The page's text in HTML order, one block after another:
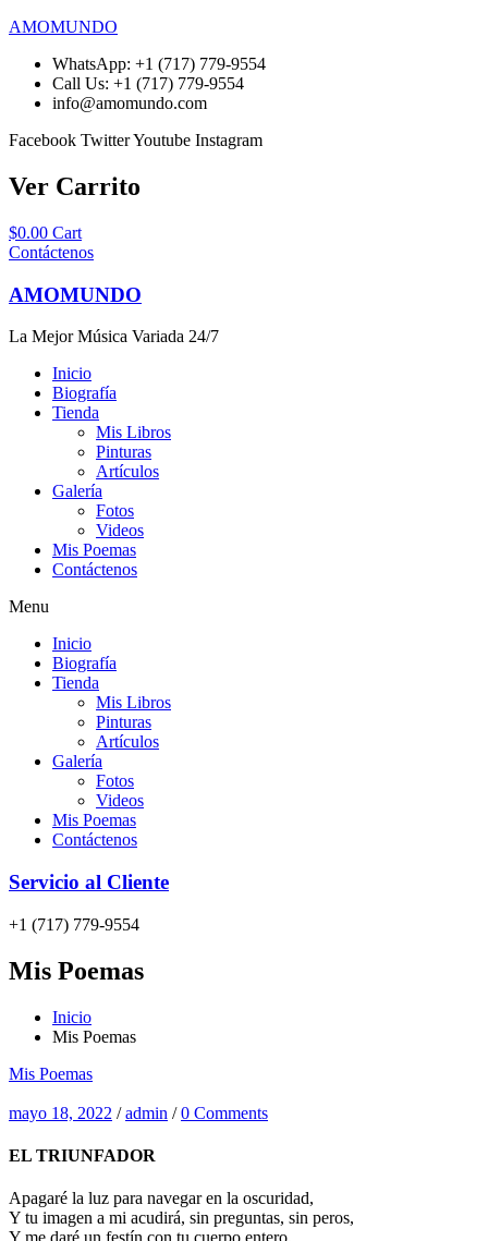
AMOMUNDO
WhatsApp: +1 (717) 779-9554
Call Us: +1 (717) 779-9554
info@amomundo.com
Facebook TwitterYoutube Instagram
Ver Carrito
$0.00 Cart
Contáctenos
AMOMUNDO
La Mejor Música Variada 24/7
Inicio
Biografía
Tienda
Mis Libros
Pinturas
Artículos
Galería
Fotos
Videos
Mis Poemas
Contáctenos
Menu
Inicio
Biografía
Tienda
Mis Libros
Pinturas
Artículos
Galería
Fotos
Videos
Mis Poemas
Contáctenos
Servicio al Cliente
+1 (717) 779-9554
Mis Poemas
Inicio
Mis Poemas
Mis Poemas
mayo 18, 2022 /admin /0 Comments
EL TRIUNFADOR
Apagaré la luz para navegar en la oscuridad,
Y tu imagen a mi acudirá, sin preguntas, sin peros,
Y me daré un festín con tu cuerpo entero,